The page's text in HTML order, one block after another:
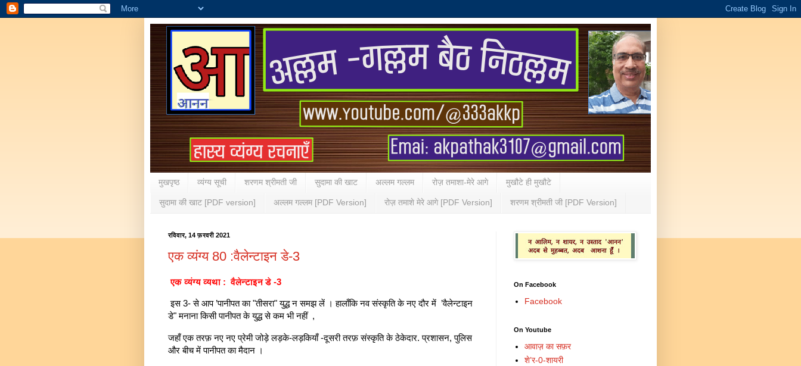
मुखपृष्ठ व्यंग्य सूची शरणम श्रीमती जी सुदामा की खाट अल्लम गल्लम रोज़ तमाशा-मेरे आगे मुखौटे ही मुखौटे
सुदामा की खाट [PDF version] अल्लम गल्लम [PDF Version] रोज़ तमाशे मेरे आगे [PDF Version] शरणम श्रीमती जी [PDF Version]
रविवार, 14 फ़रवरी 2021
एक व्यंग्य 80 :वैलेन्टाइन डे-3
एक व्यंग्य व्यथा : वैलेन्टाइन डे -3
इस 3- से आप ’पानीपत का "तीसरा" युद्ध न समझ लें । हालाँकि नव संस्कृति के नए दौर में ’वैलेन्टाइन
डे" मनाना किसी पानीपत के युद्ध से कम भी नहीं ,
जहाँ एक तरफ़ नए नए प्रेमी जोड़े लड़के-लड़कियाँ -दूसरी तरफ़ संस्कृति के ठेकेदार. प्रशासन, पुलिस
और बीच में पानीपत का मैदान ।
On Facebook
Facebook
On Youtube
आवाज़ का सफ़र
शे’र-0-शायरी